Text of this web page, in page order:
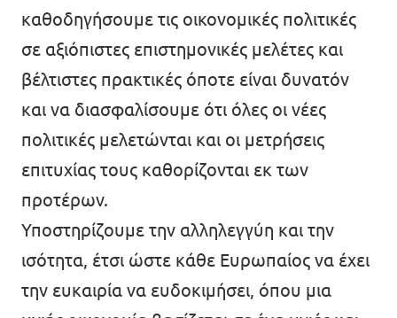
καθοδηγήσουμε τις οικονομικές πολιτικές
σε αξιόπιστες επιστημονικές μελέτες και
βέλτιστες πρακτικές όποτε είναι δυνατόν
και να διασφαλίσουμε ότι όλες οι νέες
πολιτικές μελετώνται και οι μετρήσεις
επιτυχίας τους καθορίζονται εκ των
προτέρων.
Υποστηρίζουμε την αλληλεγγύη και την
ισότητα, έτσι ώστε κάθε Ευρωπαίος να έχει
την ευκαιρία να ευδοκιμήσει, όπου μια